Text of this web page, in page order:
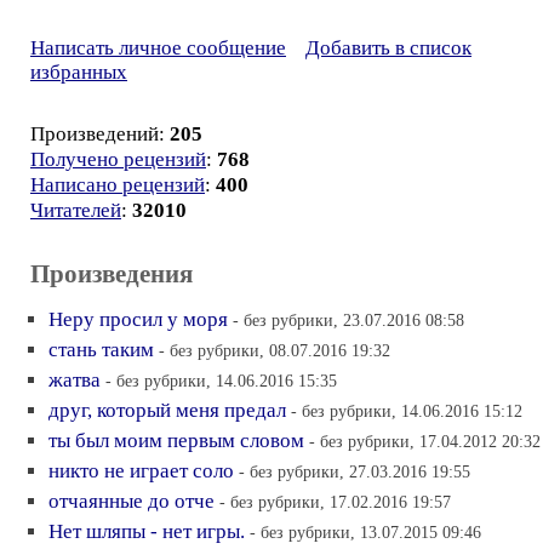
Написать личное сообщение
Добавить в список
избранных
Произведений: 205
Получено рецензий: 768
Написано рецензий: 400
Читателей: 32010
Произведения
Неру просил у моря - без рубрики, 23.07.2016 08:58
стань таким - без рубрики, 08.07.2016 19:32
жатва - без рубрики, 14.06.2016 15:35
друг, который меня предал - без рубрики, 14.06.2016 15:12
ты был моим первым словом - без рубрики, 17.04.2012 20:32
никто не играет соло - без рубрики, 27.03.2016 19:55
отчаянные до отче - без рубрики, 17.02.2016 19:57
Нет шляпы - нет игры. - без рубрики, 13.07.2015 09:46